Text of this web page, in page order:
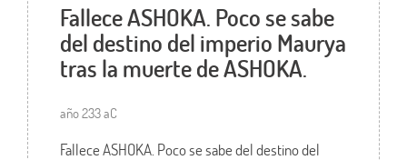
Fallece ASHOKA. Poco se sabe
del destino del imperio Maurya
tras la muerte de ASHOKA.
año 233 aC
Fallece ASHOKA. Poco se sabe del destino del